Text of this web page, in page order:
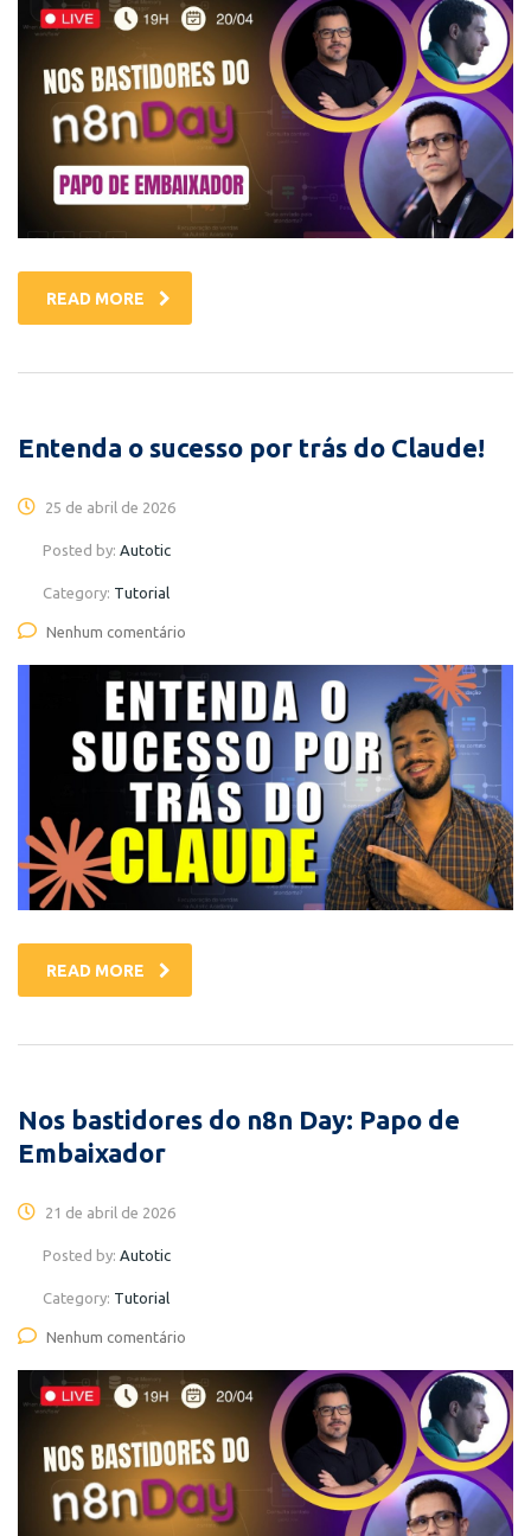
READ MORE
Entenda o sucesso por trás do Claude!
25 de abril de 2026
Posted by: Autotic
Category: Tutorial
Nenhum comentário
READ MORE
Nos bastidores do n8n Day: Papo de
Embaixador
21 de abril de 2026
Posted by: Autotic
Category: Tutorial
Nenhum comentário